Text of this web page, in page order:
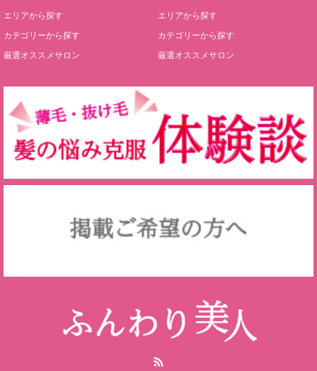
エリアから探す
カテゴリーから探す
厳選オススメサロン
エリアから探す
カテゴリーから探す
厳選オススメサロン